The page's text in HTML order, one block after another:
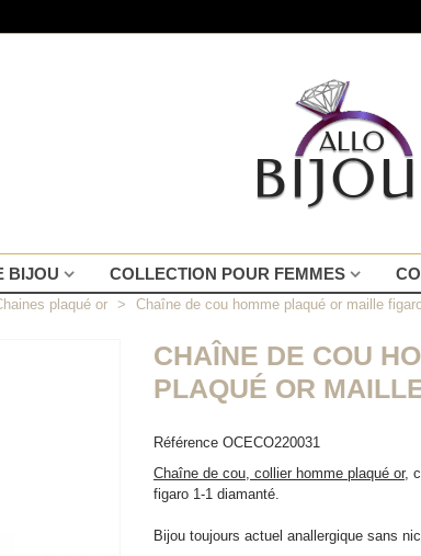
BIJOU COLLECTION POUR FEMMES
plaqué or > Chaîne de cou homme plaqué or maille
CHAÎNE DE COU
PLAQUÉ OR
Référence OCECO220031
Chaîne de cou, collier homme plaqué or,
figaro 1-1 diamanté.
Bijou toujours actuel anallergique sans